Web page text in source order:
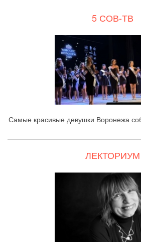
5 СОВ-ТВ
Самые красивые девушки Воронежа
ЛЕКТОРИУМ